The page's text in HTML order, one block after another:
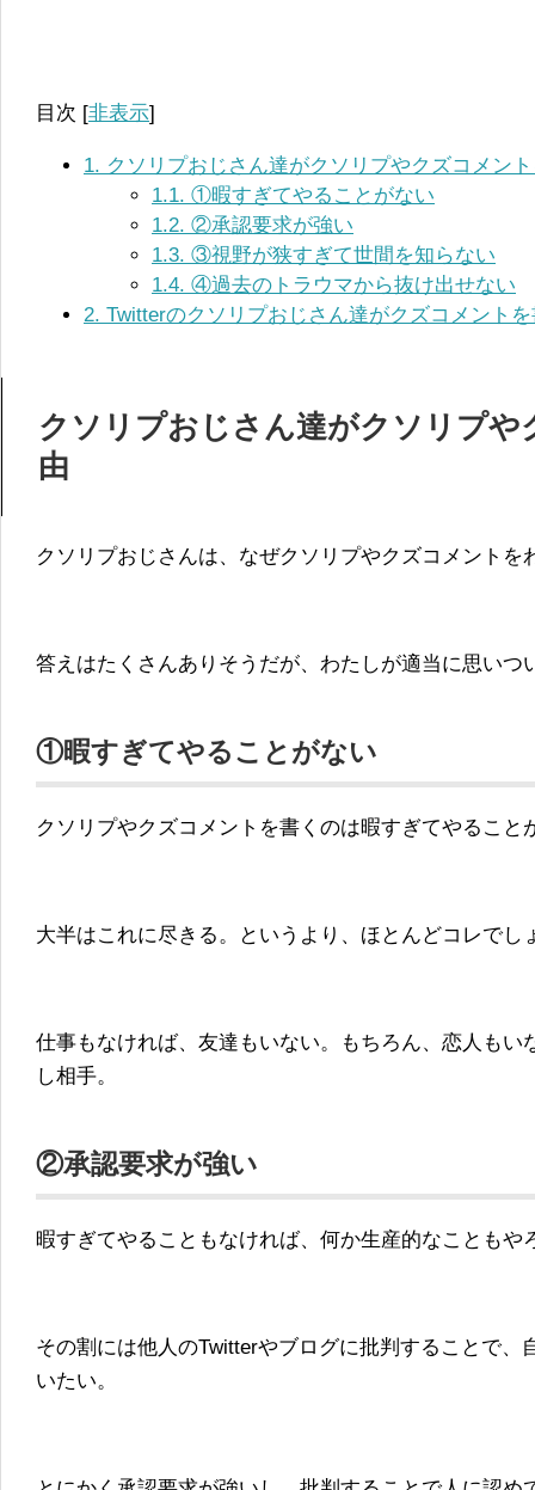
目次 [非表示]
1. クソリプおじさん達がクソリプやクズコメン
1.1. ①暇すぎてやることがない
1.2. ②承認要求が強い
1.3. ③視野が狭すぎて世間を知らない
1.4. ④過去のトラウマから抜け出せない
2. Twitterのクソリプおじさん達がクズコメント
クソリプおじさん達がクソリプや
由
クソリプおじさんは、なぜクソリプやクズコメントを
答えはたくさんありそうだが、わたしが適当に思いつ
①暇すぎてやることがない
クソリプやクズコメントを書くのは暇すぎてやること
大半はこれに尽きる。というより、ほとんどコレでし
仕事もなければ、友達もいない。もちろん、恋人もい
し相手。
②承認要求が強い
暇すぎてやることもなければ、何か生産的なこともや
その割には他人のTwitterやブログに批判することで、
いたい。